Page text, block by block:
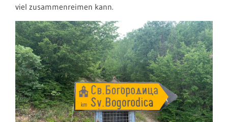
viel zusammenreimen kann.